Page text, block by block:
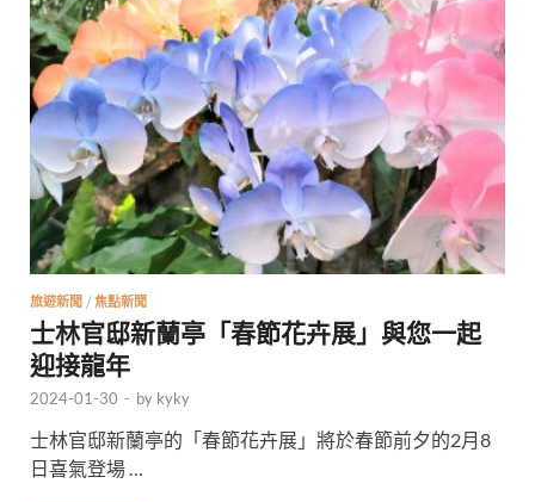
旅遊新聞 / 焦點新聞
士林官邸新蘭亭「春節花卉展」與您一起
迎接龍年
2024-01-30 - by kyky
士林官邸新蘭亭的「春節花卉展」將於春節前夕的2月8
日喜氣登場 …